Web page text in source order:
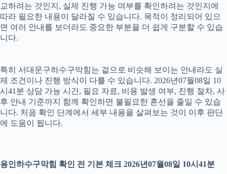
교하려는 것인지, 실제 진행 가능 여부를 확인하려는 것인지에
따라 필요한 내용이 달라질 수 있습니다. 목적이 정리되어 있으
면 여러 안내를 보더라도 중요한 부분을 더 쉽게 구분할 수 있습
니다.
특히 서대문구하수구막힘는 겉으로 비슷해 보이는 안내라도 실
제 조건이나 진행 방식이 다를 수 있습니다. 2026년07월08일 10
시41분 상담 가능 시간, 필요 자료, 비용 발생 여부, 진행 절차, 사
후 안내 기준까지 함께 확인하면 불필요한 혼선을 줄일 수 있습
니다. 처음 확인 단계에서 세부 내용을 살펴보는 것이 이후 판단
에 도움이 됩니다.
용인하수구막힘 확인 전 기본 체크 2026년07월08일 10시41분